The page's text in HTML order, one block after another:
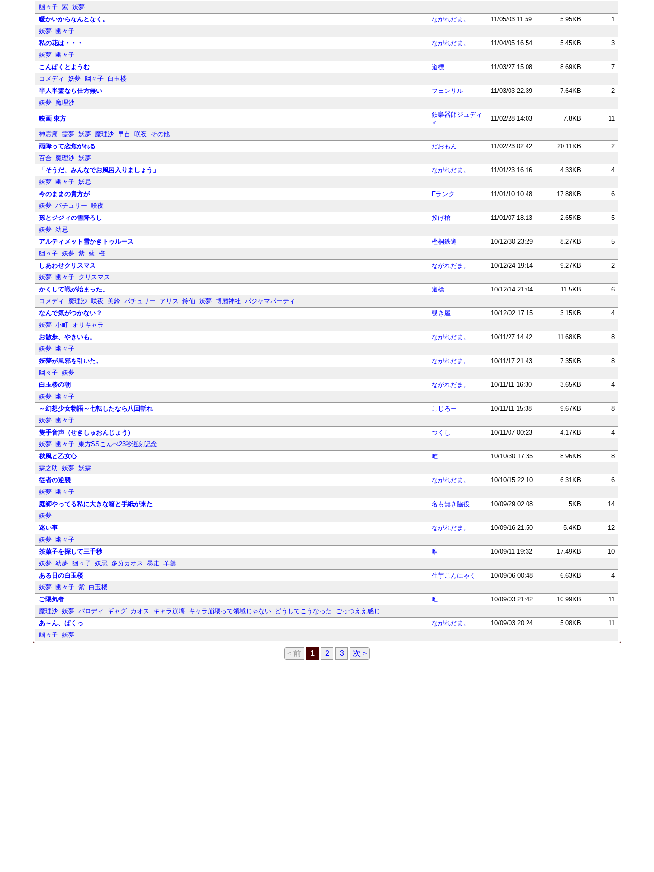
幽々子 紫 妖夢
暖かいからなんとなく。
ながれだま。 11/05/03 11:59 5.95KB
1
妖夢 幽々子
私の花は・・・
ながれだま。 11/04/05 16:54 5.45KB
3
妖夢 幽々子
こんぱくとようむ
道標 11/03/27 15:08 8.69KB
7
コメディ
妖夢 幽々子 白玉楼
半人半霊なら仕方無い
フェンリル 11/03/03 22:39 7.64KB
2
妖夢 魔理沙
映画 東方
鉄梟器師ジュディ
♂
11/02/28 14:03 7.8KB 11
神霊廟 霊夢 妖夢 魔理沙 早苗 咲夜
その他
雨降って恋焦がれる
だおもん 11/02/23 02:42 20.11KB
2
百合 魔理沙 妖夢
「そうだ、みんなでお風呂入りましょう」
ながれだま。 11/01/23 16:16 4.33KB
4
妖夢 幽々子 妖忌
今のままの貴方が
Fランク 11/01/10 10:48 17.88KB
6
妖夢 パチュリー
咲夜
孫とジジィの雪降ろし
投げ槍 11/01/07 18:13 2.65KB
5
妖夢 幼忌
アルティメット雪かきトゥルース
樫桐鉄道 10/12/30 23:29 8.27KB
5
幽々子 妖夢 紫 藍 橙
しあわせクリスマス
ながれだま。 10/12/24 19:14 9.27KB
2
妖夢 幽々子 クリスマス
かくして戦が始まった。
道標 10/12/14 21:04 11.5KB
6
コメディ
魔理沙 咲夜 美鈴 パチュリー アリス 鈴仙 妖夢 博麗神社
パジャマパーティ
なんで気がつかない？
覗き屋 10/12/02 17:15 3.15KB
4
妖夢 小町 オリキャラ
お散歩、やきいも。
ながれだま。 10/11/27 14:42 11.68KB
8
妖夢 幽々子
妖夢が風邪を引いた。
ながれだま。 10/11/17 21:43 7.35KB
8
幽々子 妖夢
白玉楼の朝
ながれだま。 10/11/11 16:30 3.65KB
4
妖夢 幽々子
～幻想少女物語～七転したなら八回斬れ
こじろー 10/11/11 15:38 9.67KB
8
妖夢 幽々子
隻手音声（せきしゅおんじょう）
つくし 10/11/07 00:23 4.17KB
4
妖夢 幽々子 東方SSこんぺ23秒遅刻記念
秋風と乙女心
唯 10/10/30 17:35 8.96KB
8
霖之助
妖夢 妖霖
従者の逆襲
ながれだま。 10/10/15 22:10 6.31KB
6
妖夢 幽々子
庭師やってる私に大きな箱と手紙が来た
名も無き脇役 10/09/29 02:08 5KB
14
妖夢
迷い事
ながれだま。 10/09/16 21:50 5.4KB
12
妖夢 幽々子
茶菓子を探して三千秒
唯 10/09/11 19:32 17.49KB
10
妖夢 幼夢 幽々子 妖忌 多分カオス 暴走
羊羹
ある日の白玉楼
生芋こんにゃく 10/09/06 00:48 6.63KB
4
妖夢 幽々子 紫 白玉楼
ご陽気者
唯 10/09/03 21:42 10.99KB
11
魔理沙 妖夢 パロディ ギャグ カオス キャラ崩壊 キャラ崩壊って領域じゃない どうしてこうなった
ごっつええ感じ
あ～ん、ぱくっ
ながれだま。 10/09/03 20:24 5.08KB
11
幽々子 妖夢
< 前 1 2 3 次 >